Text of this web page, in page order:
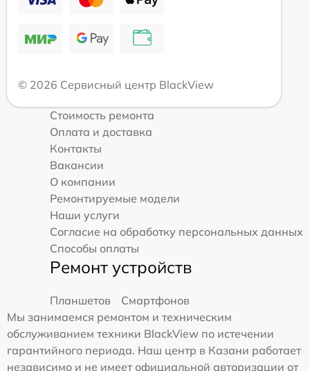
© 2026 Сервисный центр BlackView
Стоимость ремонта
Оплата и доставка
Контакты
Вакансии
О компании
Ремонтируемые модели
Наши услуги
Согласие на обработку персональных данных
Способы оплаты
Ремонт устройств
Планшетов
Смартфонов
Мы занимаемся ремонтом и техническим
обслуживанием техники BlackView по истечении
гарантийного периода. Наш центр в Казани работает
независимо и не имеет официальной авторизации от